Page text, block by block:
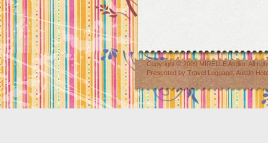
Copyright © 2009 MIRELLE Atelier. All
Presented by Travel Luggage Austin